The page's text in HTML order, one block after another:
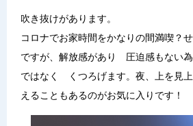
吹き抜けがあります。
コロナでお家時間をかなりの間満喫？
ですが、解放感があり 圧迫感もない
ではなく くつろげます。夜、上を見
えることもあるのがお気に入りです！